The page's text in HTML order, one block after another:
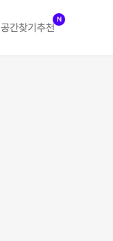
공간찾기 추천
N